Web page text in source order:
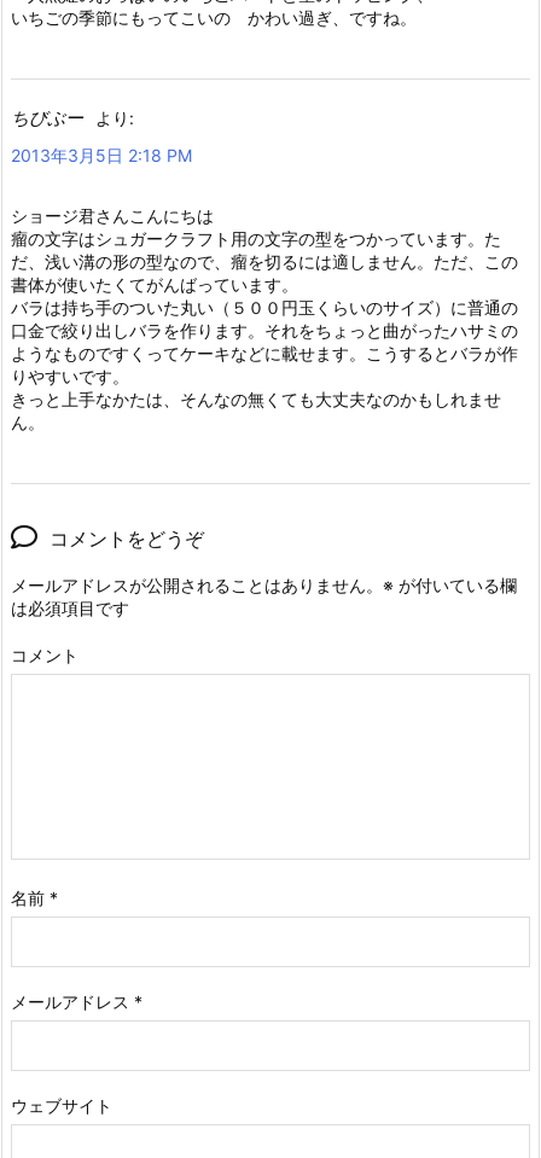
いちごの季節にもってこいの かわい過ぎ、ですね。
ちびぶー
より:
2013年3月5日 2:18 PM
ショージ君さんこんにちは
瘤の文字はシュガークラフト用の文字の型をつかっています。た
だ、浅い溝の形の型なので、瘤を切るには適しません。ただ、この
書体が使いたくてがんばっています。
バラは持ち手のついた丸い（５００円玉くらいのサイズ）に普通の
口金で絞り出しバラを作ります。それをちょっと曲がったハサミの
ようなものですくってケーキなどに載せます。こうするとバラが作
りやすいです。
きっと上手なかたは、そんなの無くても大丈夫なのかもしれませ
ん。
コメントをどうぞ
メールアドレスが公開されることはありません。 ※ が付いている欄
は必須項目です
コメント
名前 *
メールアドレス *
ウェブサイト